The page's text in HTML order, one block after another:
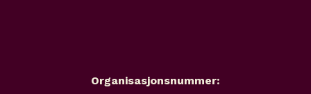
Organisasjonsnummer: